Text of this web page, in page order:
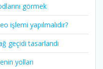
görmek
işlemi yapılmalıdır?
geçidi tasarlandı
yolları